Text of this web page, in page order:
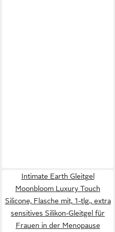
Intimate Earth Gleitgel
Moonbloom Luxury Touch
Silicone, Flasche mit, 1-tlg., extra
sensitives Silikon-Gleitgel für
Frauen in der Menopause